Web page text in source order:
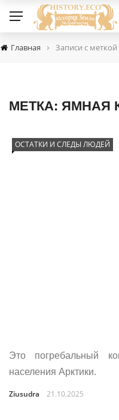
Главная › Записи с
МЕТКА: ЯМНАЯ
ОСТАТКИ И СЛЕДЫ ЛЮДЕЙ
Это погребальный
населения Арктики.
Ziusudra 21.10.2025